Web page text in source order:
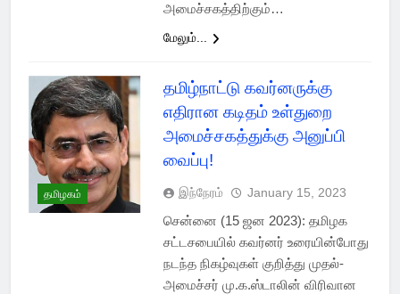
அமைச்சகத்திற்கும்…
மேலும்...
தமிழகம்
தமிழ்நாட்டு கவர்னருக்கு
எதிரான கடிதம் உள்துறை
அமைச்சகத்துக்கு அனுப்பி
வைப்பு!
இந்நேரம் January 15, 2023
சென்னை (15 ஜன 2023): தமிழக
சட்டசபையில் கவர்னர் உரையின்போது
நடந்த நிகழ்வுகள் குறித்து முதல்-
அமைச்சர் மு.க.ஸ்டாலின் விரிவான